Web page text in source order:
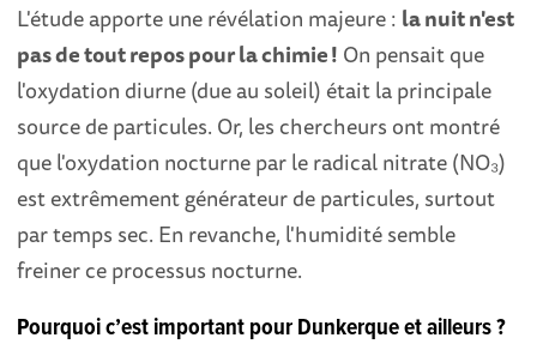
L'étude apporte une révélation majeure : la nuit n'est
pas de tout repos pour la chimie ! On pensait que
l'oxydation diurne (due au soleil) était la principale
source de particules. Or, les chercheurs ont montré
que l'oxydation nocturne par le radical nitrate (NO₃)
est extrêmement générateur de particules, surtout
par temps sec. En revanche, l'humidité semble
freiner ce processus nocturne.
Pourquoi c’est important pour Dunkerque et ailleurs ?